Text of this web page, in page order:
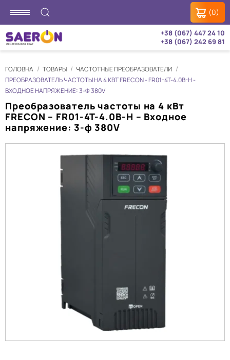
(0)
+38 (067) 447 24 10
+38 (067) 242 69 81
ГОЛОВНА ТОВАРЫ
ЧАСТОТНЫЕ ПРЕОБРАЗОВАТЕЛИ
ПРЕОБРАЗОВАТЕЛЬ ЧАСТОТЫ НА 4 КВТ FRECON - FR01-4T-4.0B-H -
ВХОДНОЕ НАПРЯЖЕНИЕ: 3-Ф 380V
Преобразователь частоты на 4 кВт
FRECON – FR01-4T-4.0B-H – Входное
напряжение: 3-ф 380V